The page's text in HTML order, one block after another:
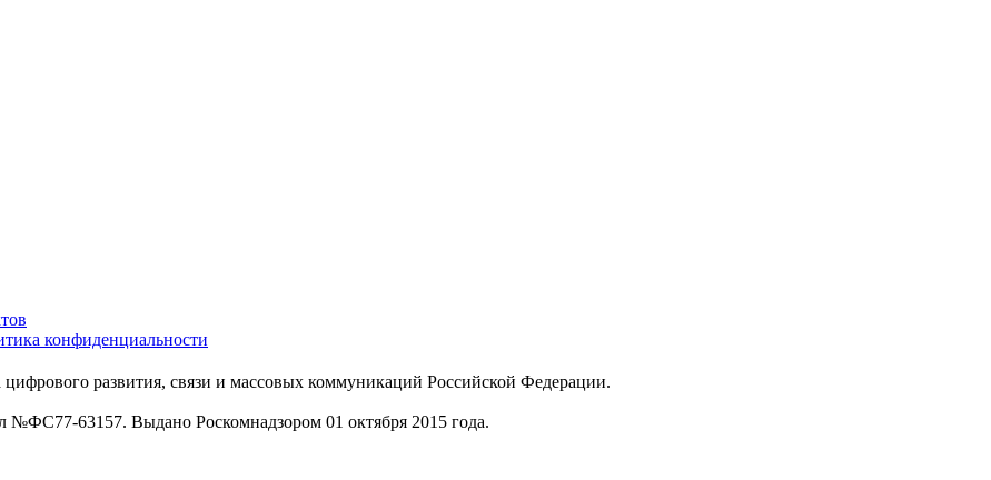
конфиденциальности
развития, связи и массовых коммуникаций Российской Федерации.
№ФС77-63157. Выдано Роскомнадзором 01 октября 2015 года.